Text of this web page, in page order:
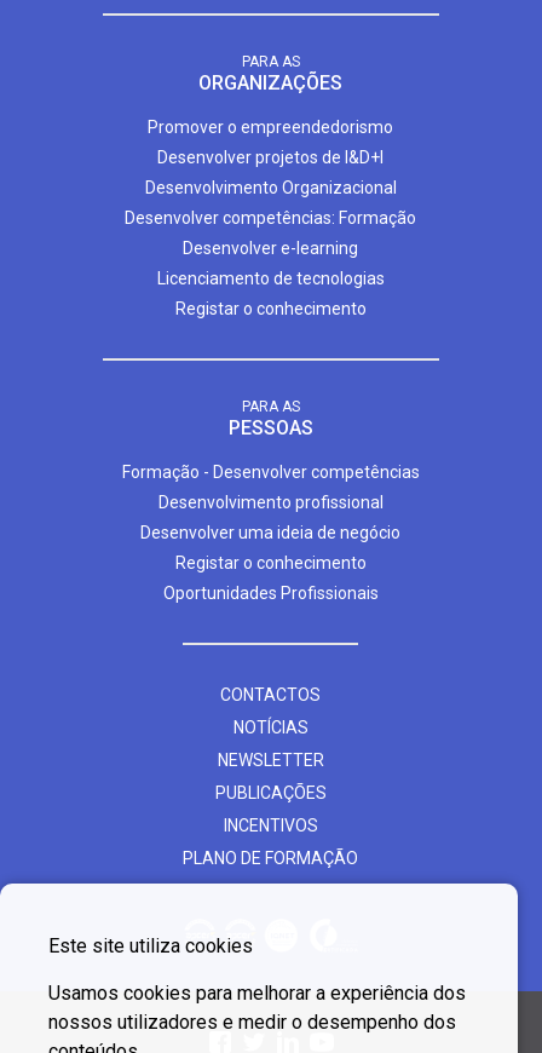
PARA AS
ORGANIZAÇÕES
Promover o empreendedorismo
Desenvolver projetos de I&D+I
Desenvolvimento Organizacional
Desenvolver competências: Formação
Desenvolver e-learning
Licenciamento de tecnologias
Registar o conhecimento
PARA AS
PESSOAS
Formação - Desenvolver competências
Desenvolvimento profissional
Desenvolver uma ideia de negócio
Registar o conhecimento
Oportunidades Profissionais
CONTACTOS
NOTÍCIAS
NEWSLETTER
PUBLICAÇÕES
INCENTIVOS
PLANO DE FORMAÇÃO
Este site utiliza cookies
Usamos cookies para melhorar a experiência dos
nossos utilizadores e medir o desempenho dos